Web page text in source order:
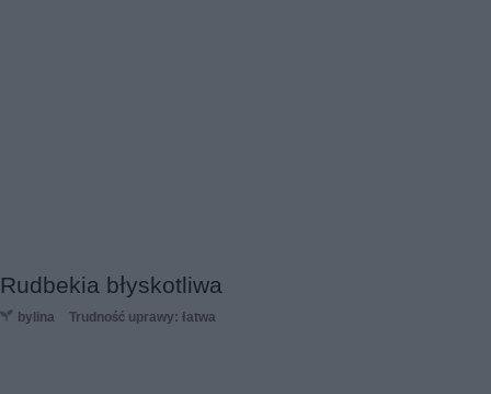
Rudbekia błyskotliwa
bylina Trudność uprawy: łatwa